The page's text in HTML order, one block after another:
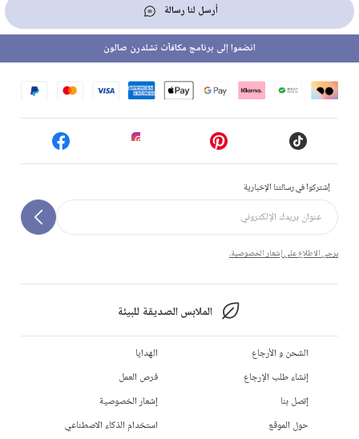
أرسل لنا رسالة
إشتركوا في رسالتنا الإخبارية
يرجى الاطلاع على إشعار الخصوصية.
الملابس الصديقة للبيئة
انضموا إلى برنامج مكافآت تشلدرن صالون
الشحن و الأرجاع
إنشاء طلب الإرجاع
إتصل بنا
حول الموقع
الهدايا
فرص العمل
إشعار الخصوصية
استخدام الذكاء الاصطناعي